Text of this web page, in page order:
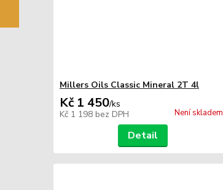
Millers Oils Classic Mineral 2T 4l
Kč 1 450/ks
Kč 1 198 bez DPH Není skladem
Detail